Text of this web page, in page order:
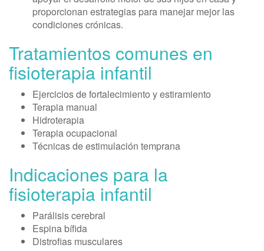
proporcionan estrategias para manejar mejor las
condiciones crónicas.
Tratamientos comunes en
fisioterapia infantil
Ejercicios de fortalecimiento y estiramiento
Terapia manual
Hidroterapia
Terapia ocupacional
Técnicas de estimulación temprana
Indicaciones para la
fisioterapia infantil
Parálisis cerebral
Espina bífida
Distrofias musculares